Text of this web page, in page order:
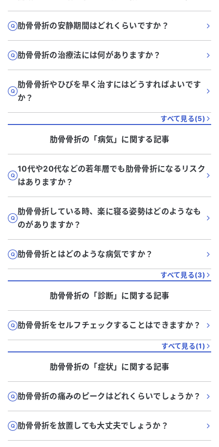
肋骨骨折の安静期間はどれくらいですか？
肋骨骨折の治療法には何がありますか？
肋骨骨折やひびを早く治すにはどうすればよいです
か？
すべて見る(5)
肋骨骨折の「病気」に関する記事
10代や20代などの若年層でも肋骨骨折になるリスク
はありますか？
肋骨骨折している時、楽に寝る姿勢はどのようなも
のがありますか？
肋骨骨折とはどのような病気ですか？
すべて見る(3)
肋骨骨折の「診断」に関する記事
肋骨骨折をセルフチェックすることはできますか？
すべて見る(1)
肋骨骨折の「症状」に関する記事
肋骨骨折の痛みのピークはどれくらいでしょうか？
肋骨骨折を放置しても大丈夫でしょうか？